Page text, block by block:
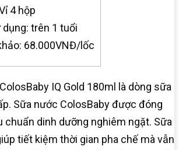
4 hộp
trên 1 tuổi
68.000VNĐ/lốc
IQ Gold 180ml là dòng sữa
Sữa nước ColosBaby được đóng
chuẩn dinh dưỡng nghiêm ngặt. Sữa
tiết kiệm thời gian pha chế mà vẫn